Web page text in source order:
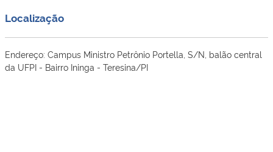
Localização
Endereço: Campus Ministro Petrônio Portella, S/N, balão central
da UFPI - Bairro Ininga - Teresina/PI